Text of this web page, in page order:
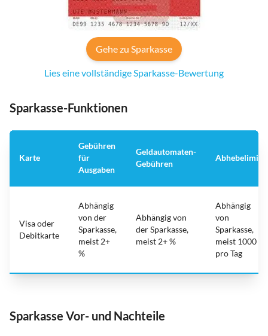
Gehe zu Sparkasse
Lies eine vollständige Sparkasse-Bewertung
Sparkasse-Funktionen
Karte
Gebühren
für
Ausgaben
Geldautomaten-
Gebühren
Abhebelimit
Visa oder
Debitkarte
Abhängig
von der
Sparkasse,
meist 2+
%
Abhängig von
der Sparkasse,
meist 2+ %
Abhängig
von
Sparkasse,
meist 1000
pro Tag
Sparkasse Vor- und Nachteile